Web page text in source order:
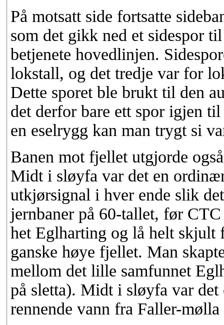
På motsatt side fortsatte
som det gikk ned et sidespor
betjenete hovedlinjen.
lokstall, og det tredje var for
Dette sporet ble brukt til den
det derfor bare ett spor igjen
en eselrygg kan man trygt si
Banen mot fjellet utgjorde
Midt i sløyfa var det en
utkjørsignal i hver ende slik
jernbaner på 60-tallet, før
het Eglharting og lå helt skjult
ganske høye fjellet. Man
mellom det lille samfunnet
på sletta). Midt i sløyfa var det
rennende vann fra Faller-